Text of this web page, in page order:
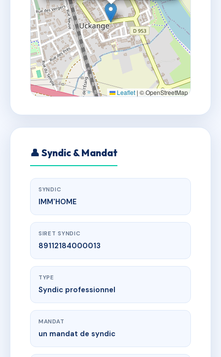
Leaflet | © OpenStreetMap
👤 Syndic & Mandat
SYNDIC
IMM'HOME
SIRET SYNDIC
89112184000013
TYPE
Syndic professionnel
MANDAT
un mandat de syndic